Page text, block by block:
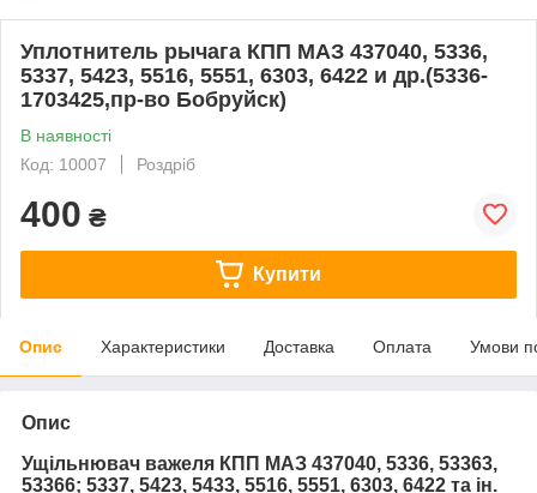
Уплотнитель рычага КПП МАЗ 437040, 5336,
5337, 5423, 5516, 5551, 6303, 6422 и др.(5336-
1703425,пр-во Бобруйск)
В наявності
Код: 10007
Роздріб
400 ₴
Купити
Опис Характеристики Доставка Оплата Умови
Опис
Ущільнювач важеля КПП МАЗ 437040, 5336, 53363,
53366; 5337, 5423, 5433, 5516, 5551, 6303, 6422 та ін.